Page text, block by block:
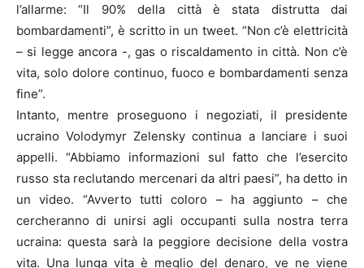
l’allarme: “Il 90% della città è stata distrutta dai
bombardamenti”, è scritto in un tweet. “Non c’è elettricità
– si legge ancora -, gas o riscaldamento in città. Non c’è
vita, solo dolore continuo, fuoco e bombardamenti senza
fine”.
Intanto, mentre proseguono i negoziati, il presidente
ucraino Volodymyr Zelensky continua a lanciare i suoi
appelli. “Abbiamo informazioni sul fatto che l’esercito
russo sta reclutando mercenari da altri paesi”, ha detto in
un video. “Avverto tutti coloro – ha aggiunto – che
cercheranno di unirsi agli occupanti sulla nostra terra
ucraina: questa sarà la peggiore decisione della vostra
vita. Una lunga vita è meglio del denaro, ve ne viene